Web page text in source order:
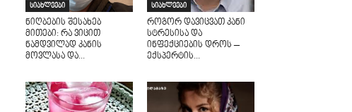
სიახლეები
ნიღბების შესახებ
მითები: რა ვიცით
ნამდვილად კანის
მოვლასა და...
სიახლეები
როგორ დავიცვათ კანი
სტრესისა და
ინფექციების დროს –
ექსპერტის...